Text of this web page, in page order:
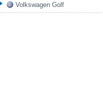
Volkswagen Golf